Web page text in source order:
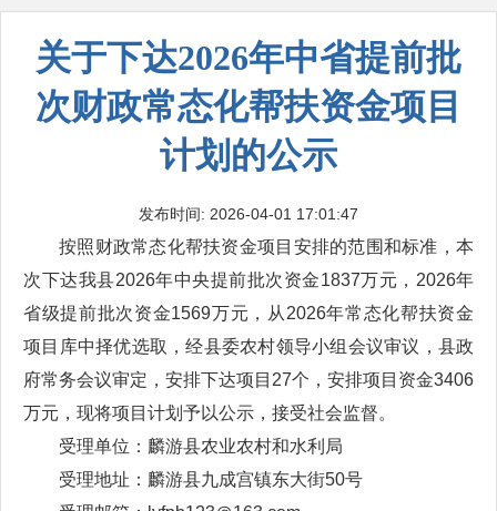
关于下达2026年中省提前批
次财政常态化帮扶资金项目
计划的公示
发布时间: 2026-04-01 17:01:47
按照财政常态化帮扶资金项目安排的范围和标准，本
次下达我县2026年中央提前批次资金1837万元，2026年
省级提前批次资金1569万元，从2026年常态化帮扶资金
项目库中择优选取，经县委农村领导小组会议审议，县政
府常务会议审定，安排下达项目27个，安排项目资金3406
万元，现将项目计划予以公示，接受社会监督。
受理单位：麟游县农业农村和水利局
受理地址：麟游县九成宫镇东大街50号